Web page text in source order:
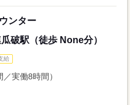
ンター
破駅（徒歩 None分）
給
実働8時間）